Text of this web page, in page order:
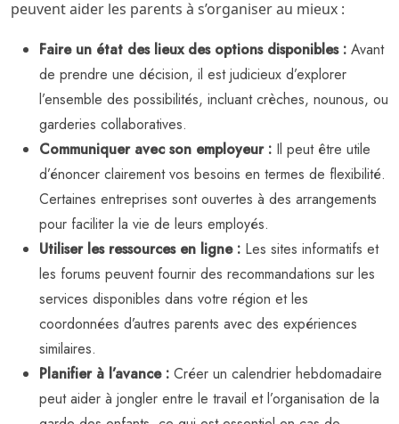
peuvent aider les parents à s’organiser au mieux :
Faire un état des lieux des options disponibles : Avant
de prendre une décision, il est judicieux d’explorer
l’ensemble des possibilités, incluant crèches, nounous, ou
garderies collaboratives.
Communiquer avec son employeur : Il peut être utile
d’énoncer clairement vos besoins en termes de flexibilité.
Certaines entreprises sont ouvertes à des arrangements
pour faciliter la vie de leurs employés.
Utiliser les ressources en ligne : Les sites informatifs et
les forums peuvent fournir des recommandations sur les
services disponibles dans votre région et les
coordonnées d’autres parents avec des expériences
similaires.
Planifier à l’avance : Créer un calendrier hebdomadaire
peut aider à jongler entre le travail et l’organisation de la